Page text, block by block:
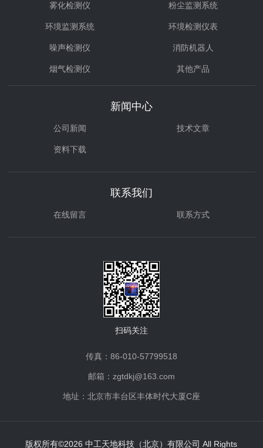
雾化检测仪 粉尘监测系统
环境监测系统 环境检测仪表
噪声检测仪 消防机器人
烟气检测仪 其他产品
新闻中心
公司新闻 技术文章
资料下载
联系我们
在线留言 联系方式
扫码关注
传真：86-010-57799518
邮箱：zgtdkj@163.com
地址：北京市丰台区丰体时代大厦C座
版权所有©2026 中工天地科技（北京）有限公司 All Rights